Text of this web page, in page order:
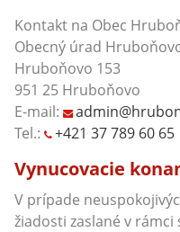
Kontakt na Obec
Obecný úrad
Hruboňovo 153
951 25 Hruboňovo
E-mail:
Tel.:
+421 37 789 60 65
Vynucovacie
V prípade
žiadosti zaslané v